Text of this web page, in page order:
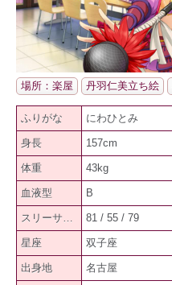
場所：楽屋 丹羽仁美立ち絵
ふりがな にわひとみ
身長 157cm
体重 43kg
血液型 B
81 / 55 / 79
星座 双子座
出身地 名古屋